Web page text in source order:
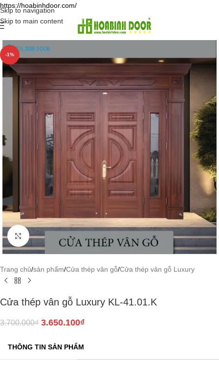
https://hoabinhdoor.com/
Skip to navigation
Skip to main content
-1%
Click to enlarge
Trang chủ/sản phẩm/Cửa thép vân gỗ/Cửa thép vân gỗ Luxury
Cửa thép vân gỗ Luxury KL-41.01.K
3.700.000₫ 3.650.100₫
THÔNG TIN SẢN PHẨM